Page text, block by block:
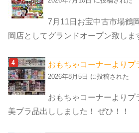
7月11日お宝中古市場鶴
岡店としてグランドオープン致しま
おもちゃコーナーよりプ
2026年8月5日 に投稿された
おもちゃコーナーよりプ
美プラ品出ししました！ ぜひ！！